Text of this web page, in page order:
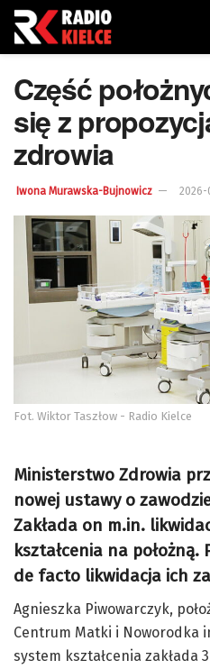
Część
się z
zdrowia
Iwona Murawska-Bujnowicz 2026-
Fot. Wiktor Taszłow - Radio Kielce
Ministerstwo Zdrowia
nowej ustawy o
Zakłada on m.in.
kształcenia na położną.
de facto likwidacja ich
Agnieszka Piwowarczyk,
Centrum Matki i Noworodka
system kształcenia zakłada